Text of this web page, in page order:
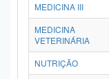
MEDICINA III
MEDICINA
VETERINÁRIA
NUTRIÇÃO